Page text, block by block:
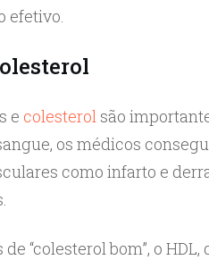
efetivo.
e colesterol são
os médicos
como infarto e
“colesterol bom”, o